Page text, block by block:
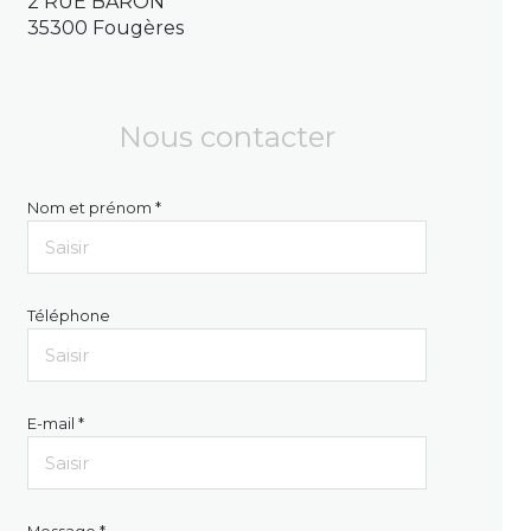
35300 Fougères
Nous contacter
Nom et prénom *
Téléphone
E-mail *